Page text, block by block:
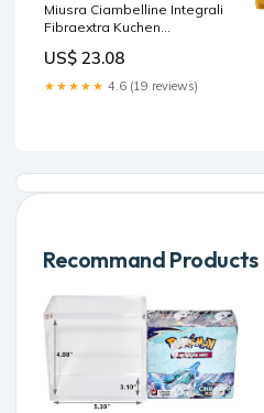
Miusra Ciambelline Integrali
Fibraextra Kuchen
Donuts 230 g 6x italienisch
Original Gebäck + kostenlos
polpa 400 g Health
US$ 23.08
★★★★★ 4.6 (19 reviews)
Recommand Products